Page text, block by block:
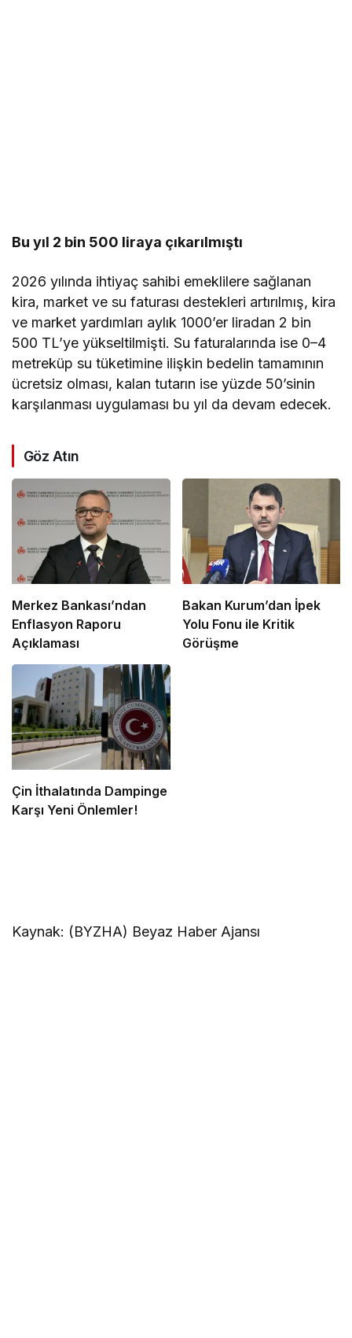
Bu yıl 2 bin 500 liraya çıkarılmıştı
2026 yılında ihtiyaç sahibi emeklilere sağlanan
kira, market ve su faturası destekleri artırılmış, kira
ve market yardımları aylık 1000’er liradan 2 bin
500 TL’ye yükseltilmişti. Su faturalarında ise 0–4
metreküp su tüketimine ilişkin bedelin tamamının
ücretsiz olması, kalan tutarın ise yüzde 50’sinin
karşılanması uygulaması bu yıl da devam edecek.
Göz Atın
Merkez Bankası’ndan
Enflasyon Raporu
Açıklaması
Bakan Kurum’dan İpek
Yolu Fonu ile Kritik
Görüşme
Çin İthalatında Dampinge
Karşı Yeni Önlemler!
Kaynak: (BYZHA) Beyaz Haber Ajansı